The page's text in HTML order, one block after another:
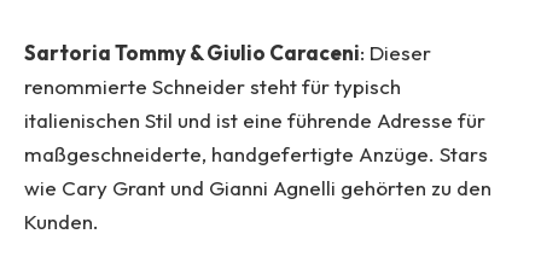
Sartoria Tommy & Giulio Caraceni: Dieser
renommierte Schneider steht für typisch
italienischen Stil und ist eine führende Adresse für
maßgeschneiderte, handgefertigte Anzüge. Stars
wie Cary Grant und Gianni Agnelli gehörten zu den
Kunden.